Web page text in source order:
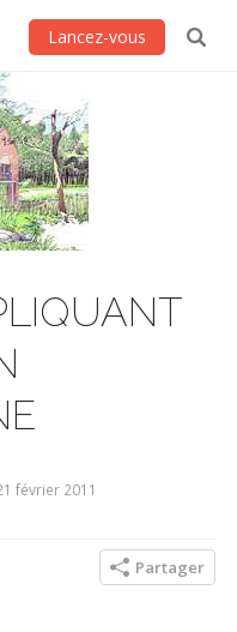
Lancez-vous
février 2011
Partager